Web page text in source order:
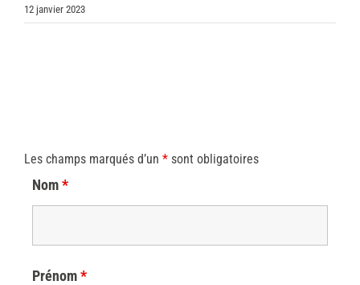
12 janvier 2023
Les champs marqués d’un *sont obligatoires
Nom*
Prénom*